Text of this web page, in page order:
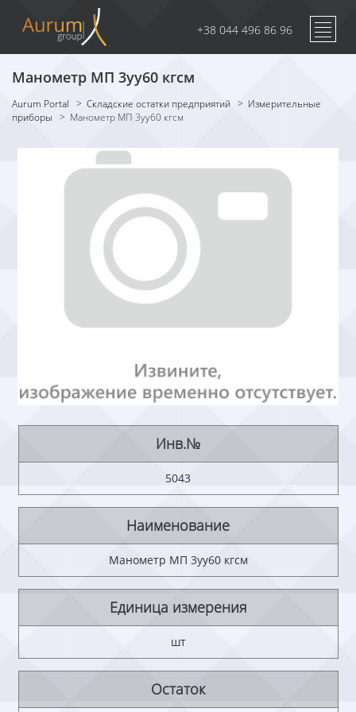
+38 044 496 86 96
Манометр МП 3уу60 кгсм
Aurum Portal > Складские остатки предприятий > Измерительные
приборы > Манометр МП 3уу60 кгсм
Инв.№
5043
Наименование
Манометр МП 3уу60 кгсм
Единица измерения
шт
Остаток